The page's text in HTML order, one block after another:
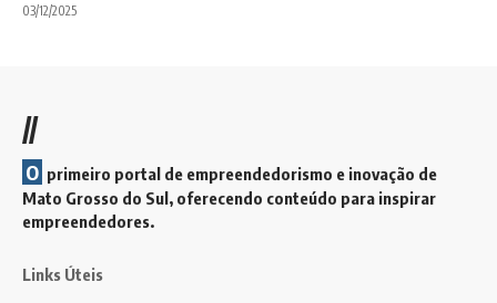
03/12/2025
//
O primeiro portal de empreendedorismo e inovação de
Mato Grosso do Sul, oferecendo conteúdo para inspirar
empreendedores.
Links Úteis